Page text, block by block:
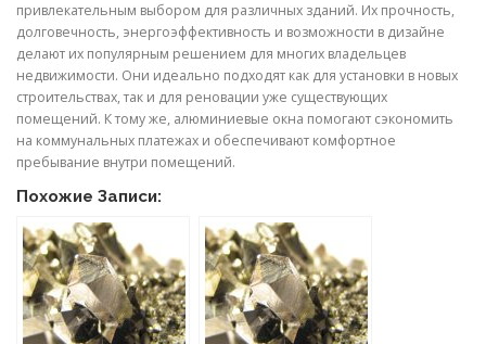
привлекательным выбором для различных зданий. Их прочность,
долговечность, энергоэффективность и возможности в дизайне
делают их популярным решением для многих владельцев
недвижимости. Они идеально подходят как для установки в новых
строительствах, так и для реновации уже существующих
помещений. К тому же, алюминиевые окна помогают сэкономить
на коммунальных платежах и обеспечивают комфортное
пребывание внутри помещений.
Похожие Записи: